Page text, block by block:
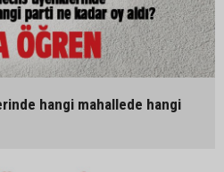
hangi mahallede hangi